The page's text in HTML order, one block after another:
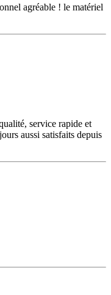
agréable ! le matériel
service rapide et
aussi satisfaits depuis